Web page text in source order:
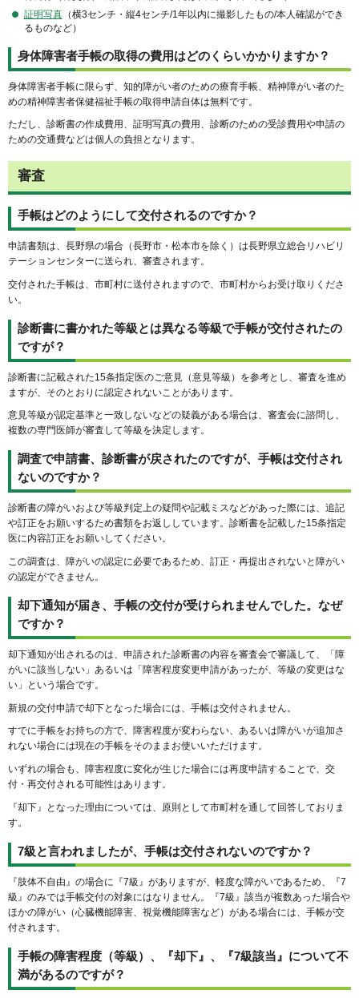
証明写真（横3センチ・縦4センチ/1年以内に撮影したもの/本人確認ができ
るものなど）
身体障害者手帳の取得の費用はどのくらいかかりますか？
身体障害者手帳に限らず、知的障がい者のための療育手帳、精神障がい者のた
めの精神障害者保健福祉手帳の取得申請自体は無料です。
ただし、診断書の作成費用、証明写真の費用、診断のための受診費用や申請の
ための交通費などは個人の負担となります。
審査
手帳はどのようにして交付されるのですか？
申請書類は、長野県の場合（長野市・松本市を除く）は長野県立総合リハビリ
テーションセンターに送られ、審査されます。
交付された手帳は、市町村に送付されますので、市町村からお受け取りくださ
い。
診断書に書かれた等級とは異なる等級で手帳が交付されたの
ですが？
診断書に記載された15条指定医のご意見（意見等級）を参考とし、審査を進め
ますが、そのとおりに認定されないことがあります。
意見等級が認定基準と一致しないなどの疑義がある場合は、審査会に諮問し、
複数の専門医師が審査して等級を決定します。
調査で申請書、診断書が戻されたのですが、手帳は交付され
ないのですか？
診断書の障がいおよび等級判定上の疑問や記載ミスなどがあった際には、追記
や訂正をお願いするため書類をお返ししています。診断書を記載した15条指定
医に内容訂正をお願いしてください。
この調査は、障がいの認定に必要であるため、訂正・再提出されないと障がい
の認定ができません。
却下通知が届き、手帳の交付が受けられませんでした。なぜ
ですか？
却下通知が出されるのは、申請された診断書の内容を審査会で審議して、「障
がいに該当しない」あるいは「障害程度変更申請があったが、等級の変更はな
い」という場合です。
新規の交付申請で却下となった場合には、手帳は交付されません。
すでに手帳をお持ちの方で、障害程度が変わらない、あるいは障がいが追加さ
れない場合には現在の手帳をそのままお使いいただけます。
いずれの場合も、障害程度に変化が生じた場合には再度申請することで、交
付・再交付される可能性はあります。
『却下』となった理由については、原則として市町村を通して回答しておりま
す。
7級と言われましたが、手帳は交付されないのですか？
『肢体不自由』の場合に『7級』がありますが、軽度な障がいであるため、『7
級』のみでは手帳交付の対象にはなりません。『7級』該当が複数あった場合や
ほかの障がい（心臓機能障害、視覚機能障害など）がある場合には、手帳が交
付されます。
手帳の障害程度（等級）、『却下』、『7級該当』について不
満があるのですが？